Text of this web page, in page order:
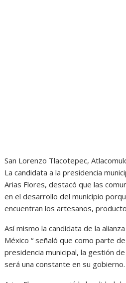
San Lorenzo Tlacotepec,
La candidata a la presidencia
Arias Flores, destacó que las
en el desarrollo del municipio
encuentran los artesanos,
Así mismo la candidata de la
México “ señaló que como parte
presidencia municipal, la gestión
será una constante en su gobierno.